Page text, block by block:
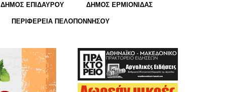
ΔΗΜΟΣ ΕΠΙΔΑΥΡΟΥ ΔΗΜΟΣ ΕΡΜΙΟΝΙΔΑΣ
ΠΕΡΙΦΕΡΕΙΑ ΠΕΛΟΠΟΝΝΗΣΟΥ